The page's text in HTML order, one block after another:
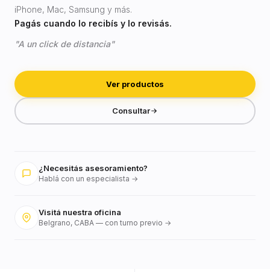
iPhone, Mac, Samsung y más.
Pagás cuando lo recibís y lo revisás.
"A un click de distancia"
Ver productos
Consultar
¿Necesitás asesoramiento?
Hablá con un especialista →
Visitá nuestra oficina
Belgrano, CABA — con turno previo →